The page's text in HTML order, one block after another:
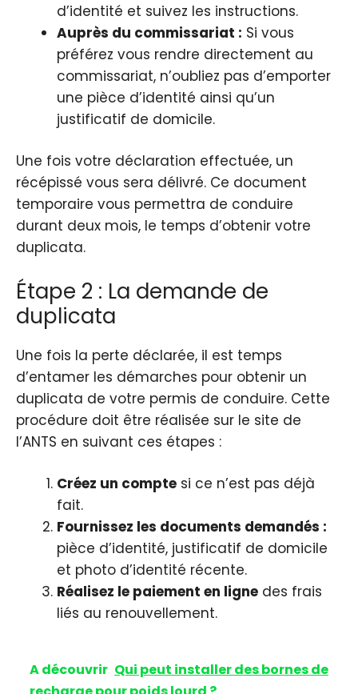
d’identité et suivez les instructions.
Auprès du commissariat : Si vous
préférez vous rendre directement au
commissariat, n’oubliez pas d’emporter
une pièce d’identité ainsi qu’un
justificatif de domicile.
Une fois votre déclaration effectuée, un
récépissé vous sera délivré. Ce document
temporaire vous permettra de conduire
durant deux mois, le temps d’obtenir votre
duplicata.
Étape 2 : La demande de
duplicata
Une fois la perte déclarée, il est temps
d’entamer les démarches pour obtenir un
duplicata de votre permis de conduire. Cette
procédure doit être réalisée sur le site de
l’ANTS en suivant ces étapes :
Créez un compte si ce n’est pas déjà
fait.
Fournissez les documents demandés :
pièce d’identité, justificatif de domicile
et photo d’identité récente.
Réalisez le paiement en ligne des frais
liés au renouvellement.
A découvrir Qui peut installer des bornes de